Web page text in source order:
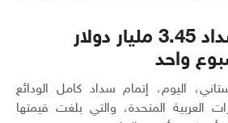
باكستان تُنجز سداد 3.45 مليار دولار
واحد
اليوم، إتمام سداد كامل الودائع
العربية المتحدة، والتي بلغت قيمتها